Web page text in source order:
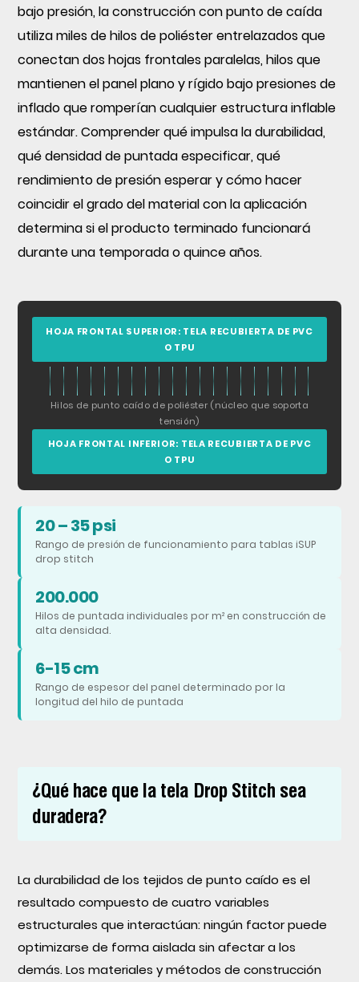
Stitch
sea
duradera?
2
¿Qué
densidad
de
puntada
caída
funciona
mejor?
¿Qué
tan
fuerte
es
de
caído?
4
Cómo
el
material
de
puntada
caída
para
bajo presión, la construcción con punto de caída
utiliza miles de hilos de poliéster entrelazados que
conectan dos hojas frontales paralelas, hilos que
mantienen el panel plano y rígido bajo presiones de
inflado que romperían cualquier estructura inflable
estándar. Comprender qué impulsa la durabilidad,
qué densidad de puntada especificar, qué
rendimiento de presión esperar y cómo hacer
coincidir el grado del material con la aplicación
determina si el producto terminado funcionará
durante una temporada o quince años.
HOJA FRONTAL SUPERIOR: TELA RECUBIERTA DE PVC
O TPU
Hilos de punto caído de poliéster (núcleo que soporta
tensión)
HOJA FRONTAL INFERIOR: TELA RECUBIERTA DE PVC
O TPU
20 – 35 psi
Rango de presión de funcionamiento para tablas iSUP
drop stitch
200.000
Hilos de puntada individuales por m² en construcción de
alta densidad.
6-15 cm
Rango de espesor del panel determinado por la
longitud del hilo de puntada
¿Qué hace que la tela Drop Stitch sea
duradera?
La durabilidad de los tejidos de punto caído es el
resultado compuesto de cuatro variables
estructurales que interactúan: ningún factor puede
optimizarse de forma aislada sin afectar a los
demás. Los materiales y métodos de construcción